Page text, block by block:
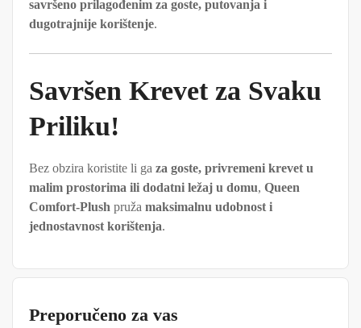
savršeno prilagođenim za goste, putovanja i
dugotrajnije korištenje.
Savršen Krevet za Svaku
Priliku!
Bez obzira koristite li ga za goste, privremeni krevet u
malim prostorima ili dodatni ležaj u domu, Queen
Comfort-Plush pruža maksimalnu udobnost i
jednostavnost korištenja.
Preporučeno za vas